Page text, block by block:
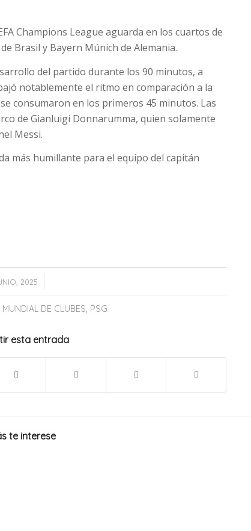
Champions League aguarda en los cuartos de
Brasil y Bayern Múnich de Alemania.
del partido durante los 90 minutos, a
notablemente el ritmo en comparación a la
consumaron en los primeros 45 minutos. Las
de Gianluigi Donnarumma, quien solamente
Messi.
más humillante para el equipo del capitán
2025
/
MUNDIAL DE CLUBES, PSG
esta entrada
te interese